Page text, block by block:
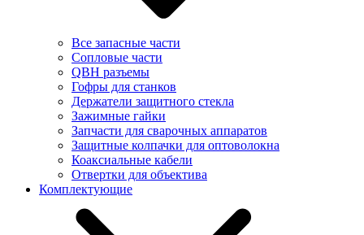
Все запасные части
Сопловые части
QBH разъемы
Гофры для станков
Держатели защитного стекла
Зажимные гайки
Запчасти для сварочных аппаратов
Защитные колпачки для оптоволокна
Коаксиальные кабели
Отвертки для объектива
Комплектующие